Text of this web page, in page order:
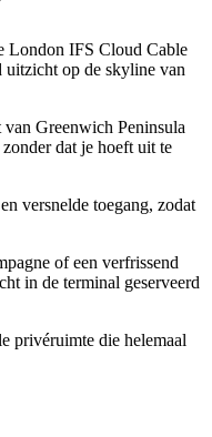
London IFS Cloud Cable
uitzicht op de skyline van
van Greenwich Peninsula
dat je hoeft uit te
versnelde toegang, zodat
of een verfrissend
in de terminal geserveerd
privéruimte die helemaal